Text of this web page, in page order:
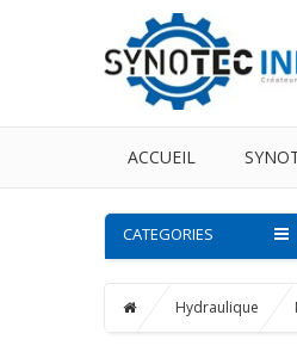
ACCUEIL
CATEGORIES
Hydraulique